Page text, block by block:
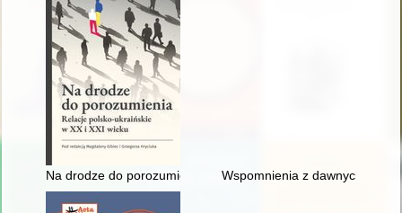
Na drodze do porozumienia : relacje polsko-ukraińskie w XX i
Wspomnienia z dawnych lat